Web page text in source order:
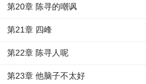
第20章 陈寻的嘲讽
第21章 四峰
第22章 陈寻人呢
第23章 他脑子不太好